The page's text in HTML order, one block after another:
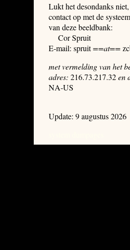
Lukt het desondanks
contact op met de
van deze beeldbank:
Cor Spruit
E-mail: spruit==at==
met vermelding van het
adres: 216.73.217.32en
NA-US
Update: 9 augustus 2026